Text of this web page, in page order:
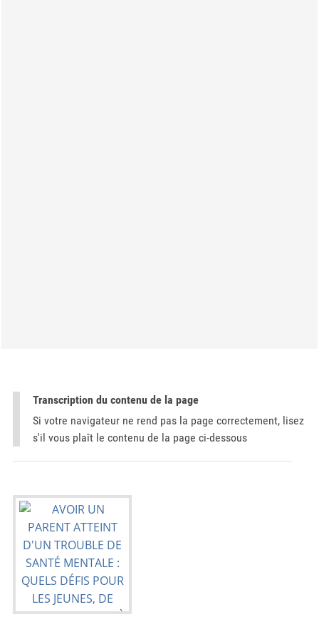
Transcription du contenu de la page
Si votre navigateur ne rend pas la page correctement, lisez
s'il vous plaît le contenu de la page ci-dessous